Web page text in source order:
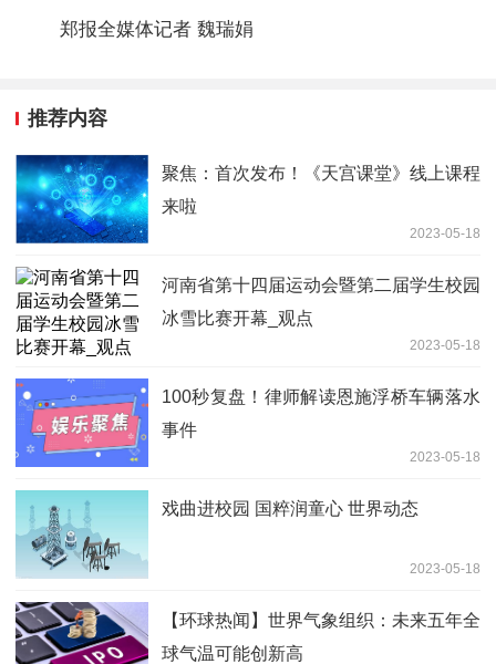
郑报全媒体记者 魏瑞娟
推荐内容
聚焦：首次发布！《天宫课堂》线上课程
来啦
2023-05-18
河南省第十四届运动会暨第二届学生校园
冰雪比赛开幕_观点
2023-05-18
100秒复盘！律师解读恩施浮桥车辆落水
事件
2023-05-18
戏曲进校园 国粹润童心 世界动态
2023-05-18
【环球热闻】世界气象组织：未来五年全
球气温可能创新高